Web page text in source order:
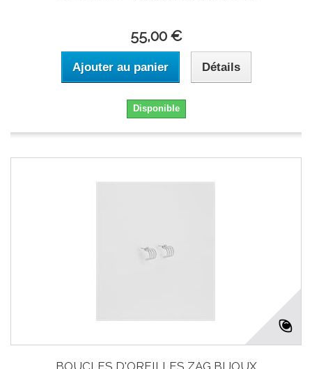
55,00 €
Ajouter au panier Détails
Disponible
BOUCLES D'OREILLES ZAG BIJOUX